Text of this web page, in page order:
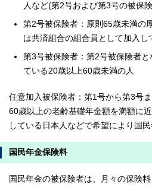
人など(第2号および第3号の被保
第2号被保険者：原則65歳未満の
は共済組合の組合員として加入
第3号被保険者：第2号被保険者
ている20歳以上60歳未満の人
任意加入被保険者：第1号から第3号
60歳以上の老齢基礎年金額を満額に
している日本人などで希望により国
国民年金保険料
国民年金の被保険者は、月々の保険